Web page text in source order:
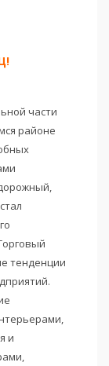
части
районе
тенденции
и